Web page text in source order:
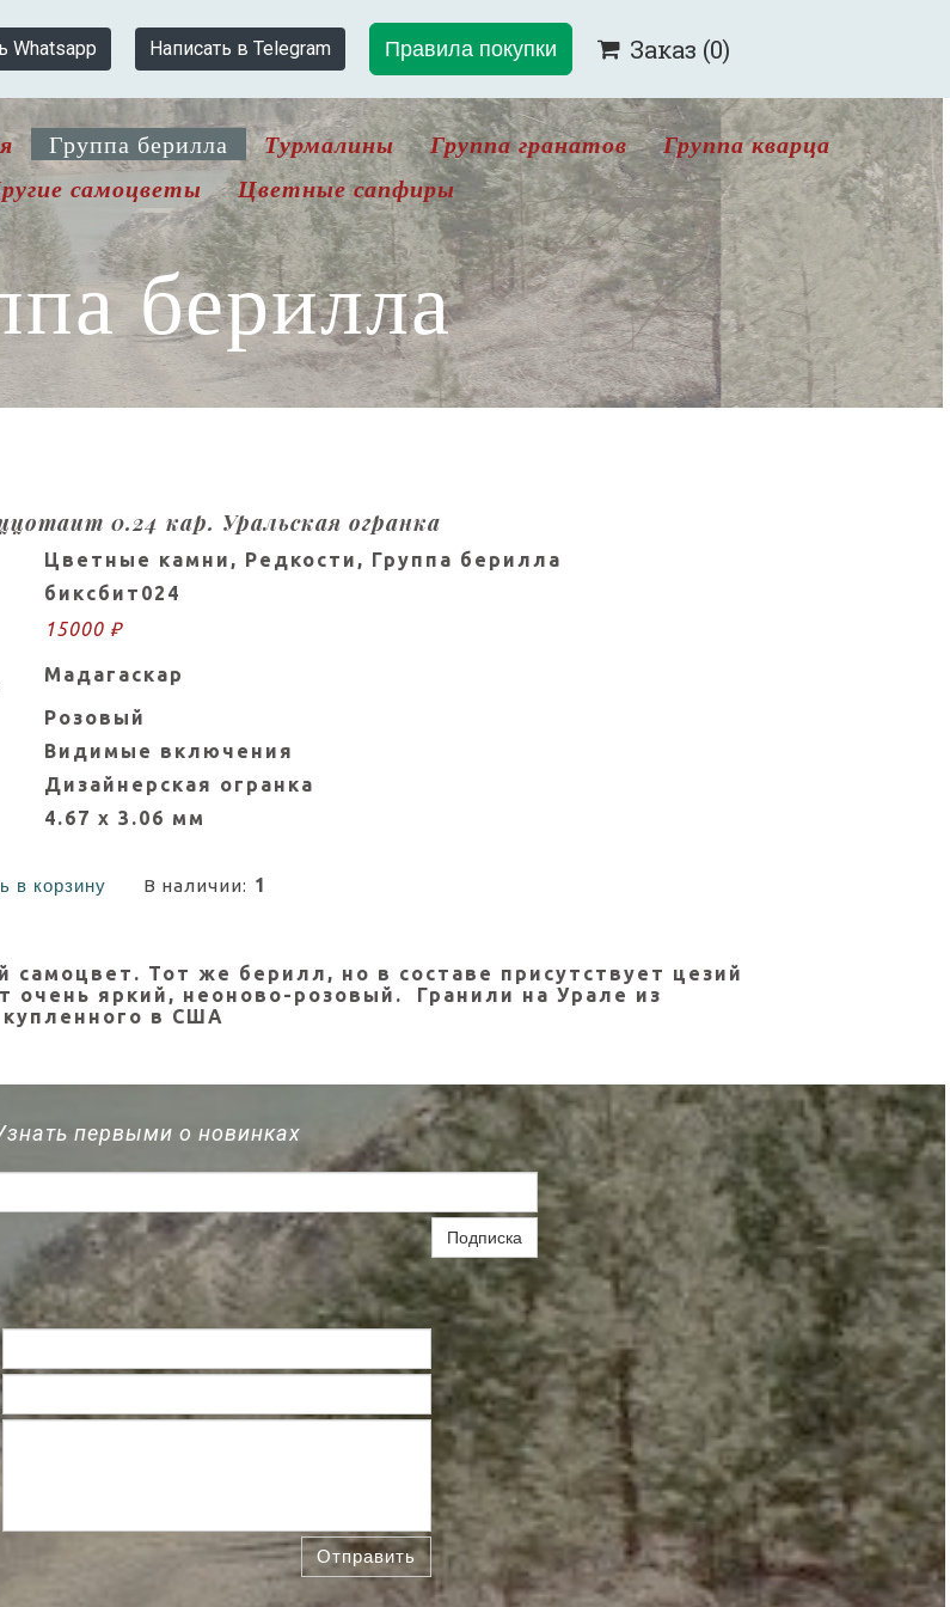
Whatsapp Написать в Telegram Правила покупки  Заказ (0)
Группа берилла Турмалины Группа гранатов
Группа кварца
самоцветы Цветные сапфиры
берилла
0.24 кар. Уральская огранка
Цветные камни, Редкости, Группа берилла
биксбит024
15000 ₽
Мадагаскар
Розовый
Видимые включения
Дизайнерская огранка
4.67 х 3.06 мм
в корзину В наличии: 1
самоцвет. Тот же берилл, но в составе присутствует цезий
очень яркий, неоново-розовый. Гранили на Урале из
купленного в США
первыми о новинках
Подписка
Отправить